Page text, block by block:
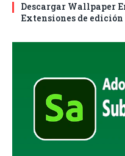
Descargar Wallpaper
Extensiones de